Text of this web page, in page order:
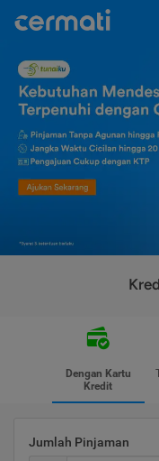
Dengan Kartu
Kredit
Jumlah Pinjaman